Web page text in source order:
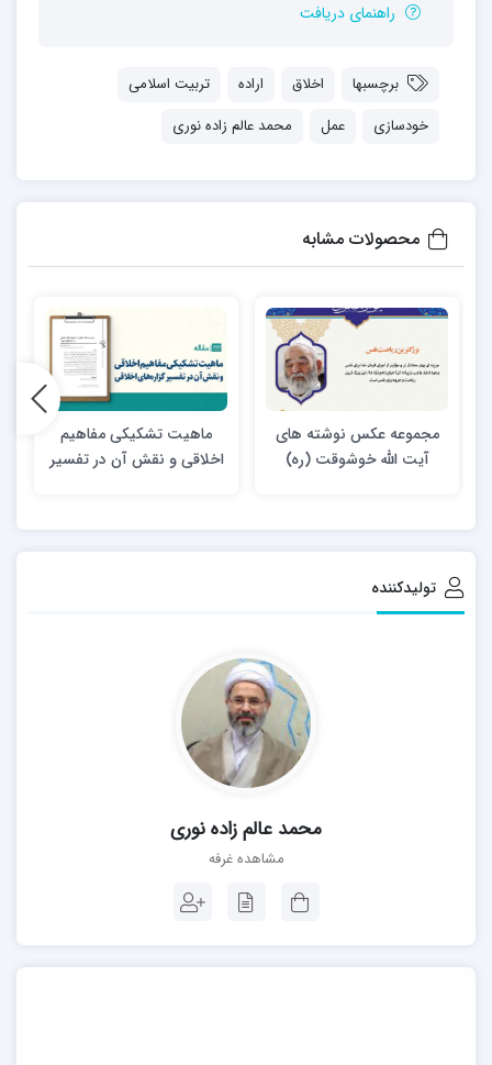
راهنمای دریافت
برچسبها اخلاق اراده
تربیت اسلامی
خودسازی
عمل محمد عالم زاده نوری
محصولات مشابه
مجموعه عکس نوشته های
آیت الله خوشوقت (ره)
ماهیت تشکیکی مفاهیم
اخلاقی و نقش آن در تفسیر
تولیدکننده
محمد عالم زاده نوری
مشاهده غرفه